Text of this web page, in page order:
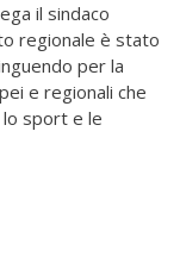
il sindaco
regionale è stato
per la
e regionali che
lo sport e le